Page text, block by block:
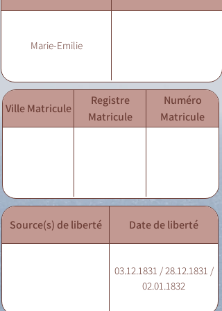
Marie-Emilie
Ville Matricule
Registre
Matricule
Numéro
Matricule
Source(s) de liberté Date de liberté
03.12.1831 / 28.12.1831 /
02.01.1832